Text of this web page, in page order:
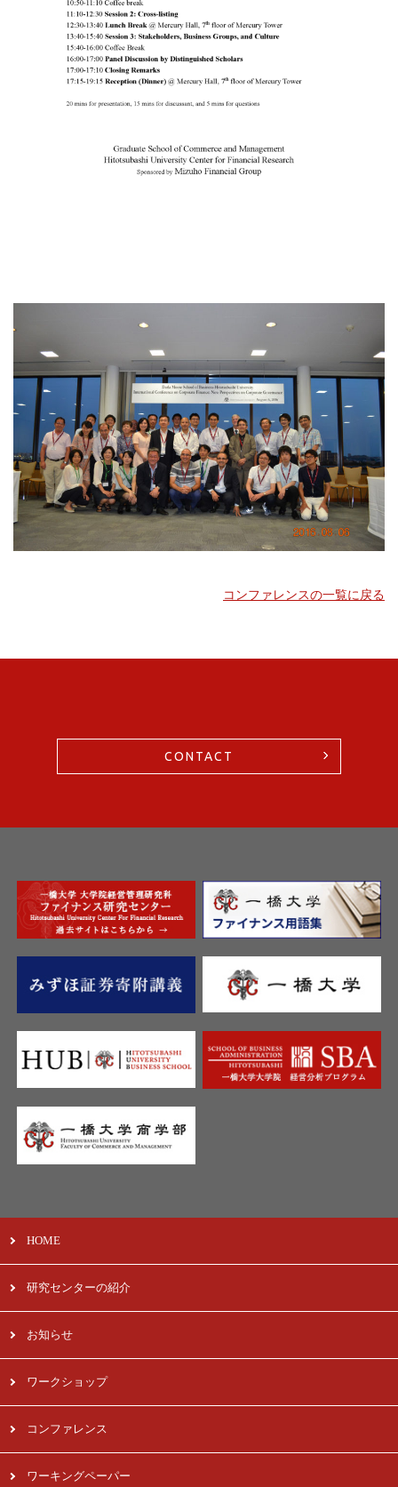
コンファレンスの一覧に戻る
CONTACT
HOME
研究センターの紹介
お知らせ
ワークショップ
コンファレンス
ワーキングペーパー